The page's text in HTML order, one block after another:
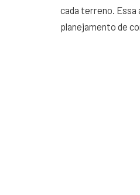
cada terreno. Essa
planejamento de